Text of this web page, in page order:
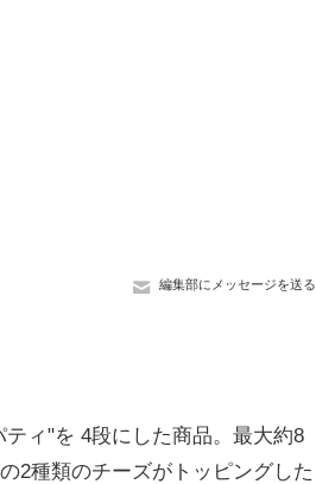
編集部にメッセージを送る
ィ"を 4段にした商品。最大約8
2種類のチーズがトッピングした